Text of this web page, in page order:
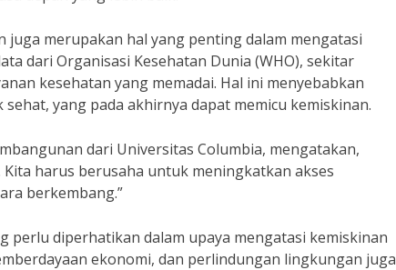
merupakan hal yang penting dalam mengatasi
dari Organisasi Kesehatan Dunia (WHO), sekitar
kesehatan yang memadai. Hal ini menyebabkan
yang pada akhirnya dapat memicu kemiskinan.
dari Universitas Columbia, mengatakan,
Kita harus berusaha untuk meningkatkan akses
berkembang.”
perlu diperhatikan dalam upaya mengatasi kemiskinan
ekonomi, dan perlindungan lingkungan juga